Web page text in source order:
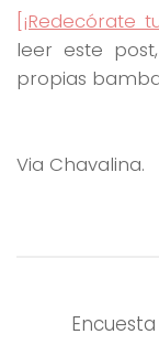
[¡Redecórate
leer este
propias
Via Chavalina.